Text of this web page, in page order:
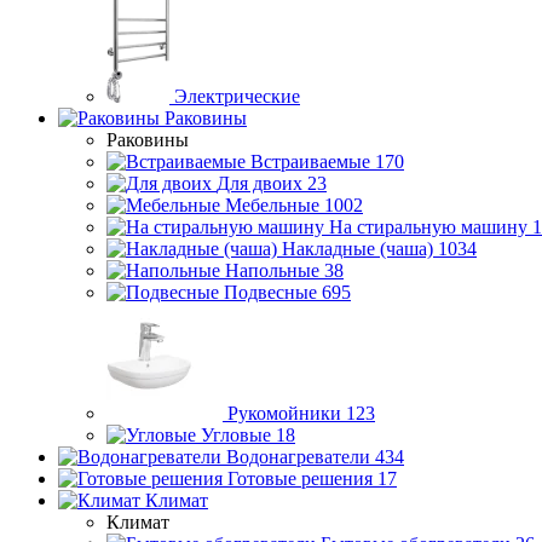
Электрические
Раковины
Раковины
Встраиваемые 170
Для двоих 23
Мебельные 1002
На стиральную машину
Накладные (чаша) 1034
Напольные 38
Подвесные 695
Рукомойники 123
Угловые 18
Водонагреватели 434
Готовые решения 17
Климат
Климат